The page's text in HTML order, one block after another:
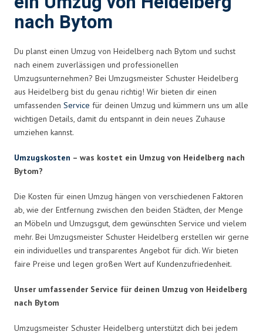
nach Bytom
Du planst einen Umzug von Heidelberg nach Bytom und suchst
nach einem zuverlässigen und professionellen
Umzugsunternehmen? Bei Umzugsmeister Schuster Heidelberg
aus Heidelberg bist du genau richtig! Wir bieten dir einen
umfassenden Service für deinen Umzug und kümmern uns um alle
wichtigen Details, damit du entspannt in dein neues Zuhause
umziehen kannst.
Umzugskosten – was kostet ein Umzug von Heidelberg nach
Bytom?
Die Kosten für einen Umzug hängen von verschiedenen Faktoren
ab, wie der Entfernung zwischen den beiden Städten, der Menge
an Möbeln und Umzugsgut, dem gewünschten Service und vielem
mehr. Bei Umzugsmeister Schuster Heidelberg erstellen wir gerne
ein individuelles und transparentes Angebot für dich. Wir bieten
faire Preise und legen großen Wert auf Kundenzufriedenheit.
Unser umfassender Service für deinen Umzug von Heidelberg
nach Bytom
Umzugsmeister Schuster Heidelberg unterstützt dich bei jedem